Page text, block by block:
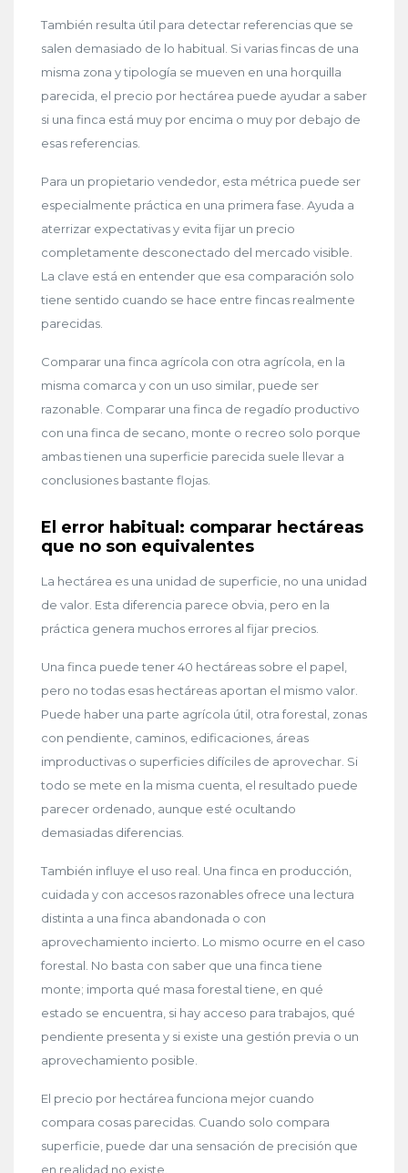
También resulta útil para detectar referencias que se
salen demasiado de lo habitual. Si varias fincas de una
misma zona y tipología se mueven en una horquilla
parecida, el precio por hectárea puede ayudar a saber
si una finca está muy por encima o muy por debajo de
esas referencias.
Para un propietario vendedor, esta métrica puede ser
especialmente práctica en una primera fase. Ayuda a
aterrizar expectativas y evita fijar un precio
completamente desconectado del mercado visible.
La clave está en entender que esa comparación solo
tiene sentido cuando se hace entre fincas realmente
parecidas.
Comparar una finca agrícola con otra agrícola, en la
misma comarca y con un uso similar, puede ser
razonable. Comparar una finca de regadío productivo
con una finca de secano, monte o recreo solo porque
ambas tienen una superficie parecida suele llevar a
conclusiones bastante flojas.
El error habitual: comparar hectáreas
que no son equivalentes
La hectárea es una unidad de superficie, no una unidad
de valor. Esta diferencia parece obvia, pero en la
práctica genera muchos errores al fijar precios.
Una finca puede tener 40 hectáreas sobre el papel,
pero no todas esas hectáreas aportan el mismo valor.
Puede haber una parte agrícola útil, otra forestal, zonas
con pendiente, caminos, edificaciones, áreas
improductivas o superficies difíciles de aprovechar. Si
todo se mete en la misma cuenta, el resultado puede
parecer ordenado, aunque esté ocultando
demasiadas diferencias.
También influye el uso real. Una finca en producción,
cuidada y con accesos razonables ofrece una lectura
distinta a una finca abandonada o con
aprovechamiento incierto. Lo mismo ocurre en el caso
forestal. No basta con saber que una finca tiene
monte; importa qué masa forestal tiene, en qué
estado se encuentra, si hay acceso para trabajos, qué
pendiente presenta y si existe una gestión previa o un
aprovechamiento posible.
El precio por hectárea funciona mejor cuando
compara cosas parecidas. Cuando solo compara
superficie, puede dar una sensación de precisión que
en realidad no existe.